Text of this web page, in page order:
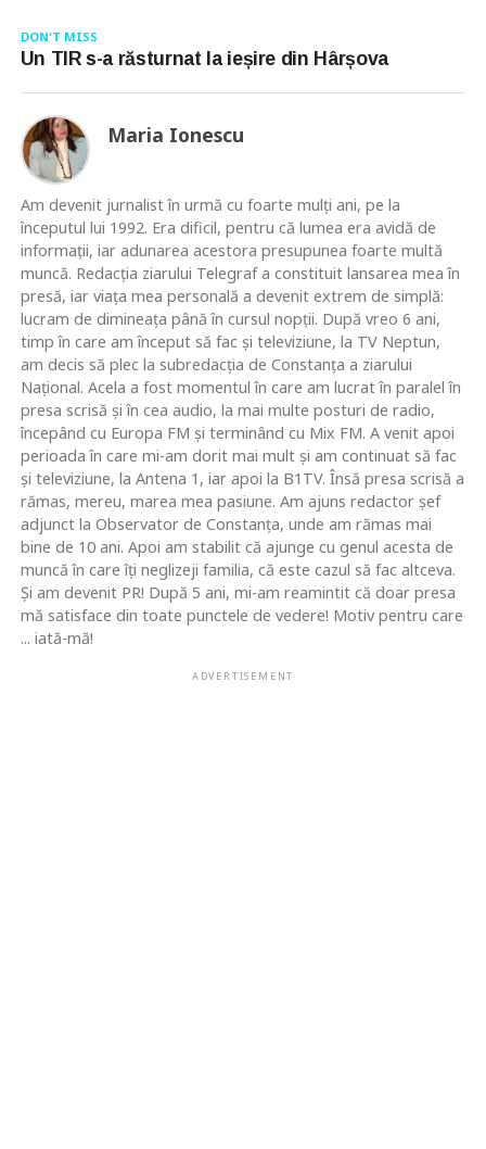
DON'T MISS
Un TIR s-a răsturnat la ieșire din Hârșova
Maria Ionescu
Am devenit jurnalist în urmă cu foarte mulţi ani, pe la
începutul lui 1992. Era dificil, pentru că lumea era avidă de
informaţii, iar adunarea acestora presupunea foarte multă
muncă. Redacţia ziarului Telegraf a constituit lansarea mea în
presă, iar viaţa mea personală a devenit extrem de simplă:
lucram de dimineaţa până în cursul nopţii. După vreo 6 ani,
timp în care am început să fac şi televiziune, la TV Neptun,
am decis să plec la subredacţia de Constanţa a ziarului
Naţional. Acela a fost momentul în care am lucrat în paralel în
presa scrisă şi în cea audio, la mai multe posturi de radio,
începând cu Europa FM şi terminând cu Mix FM. A venit apoi
perioada în care mi-am dorit mai mult şi am continuat să fac
şi televiziune, la Antena 1, iar apoi la B1TV. Însă presa scrisă a
rămas, mereu, marea mea pasiune. Am ajuns redactor şef
adjunct la Observator de Constanţa, unde am rămas mai
bine de 10 ani. Apoi am stabilit că ajunge cu genul acesta de
muncă în care îţi neglizeji familia, că este cazul să fac altceva.
Şi am devenit PR! După 5 ani, mi-am reamintit că doar presa
mă satisface din toate punctele de vedere! Motiv pentru care
... iată-mă!
ADVERTISEMENT